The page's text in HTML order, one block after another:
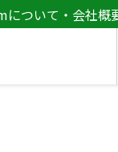
について・会社概